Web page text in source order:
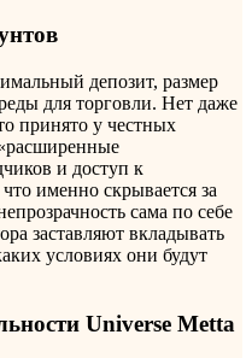
депозит, размер
для торговли. Нет даже
принято у честных
и доступ к
именно скрывается за
сама по себе
заставляют вкладывать
условиях они будут
Universe Metta